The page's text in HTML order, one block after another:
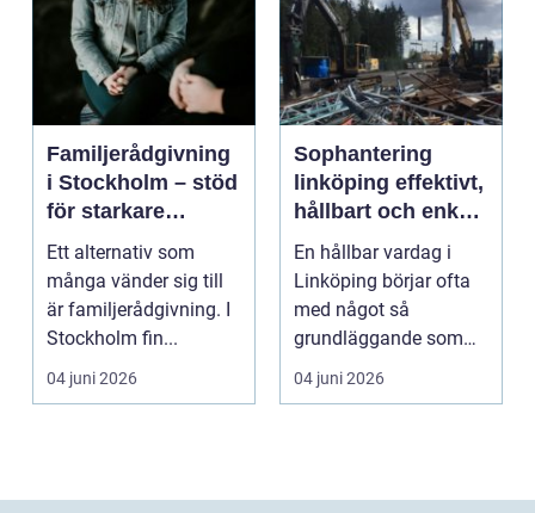
Familjerådgivning
i Stockholm – stöd
för starkare
relationer
Ett alternativ som
många vänder sig till
är familjerådgivning. I
Stockholm fin...
04 juni 2026
Sophantering
linköping effektivt,
hållbart och enkelt
i praktiken
En hållbar vardag i
Linköping börjar ofta
med något så
grundläggande som
hur sopor hanteras.
04 juni 2026